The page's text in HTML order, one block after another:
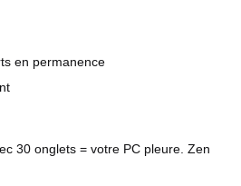
en permanence
30 onglets = votre PC pleure. Zen